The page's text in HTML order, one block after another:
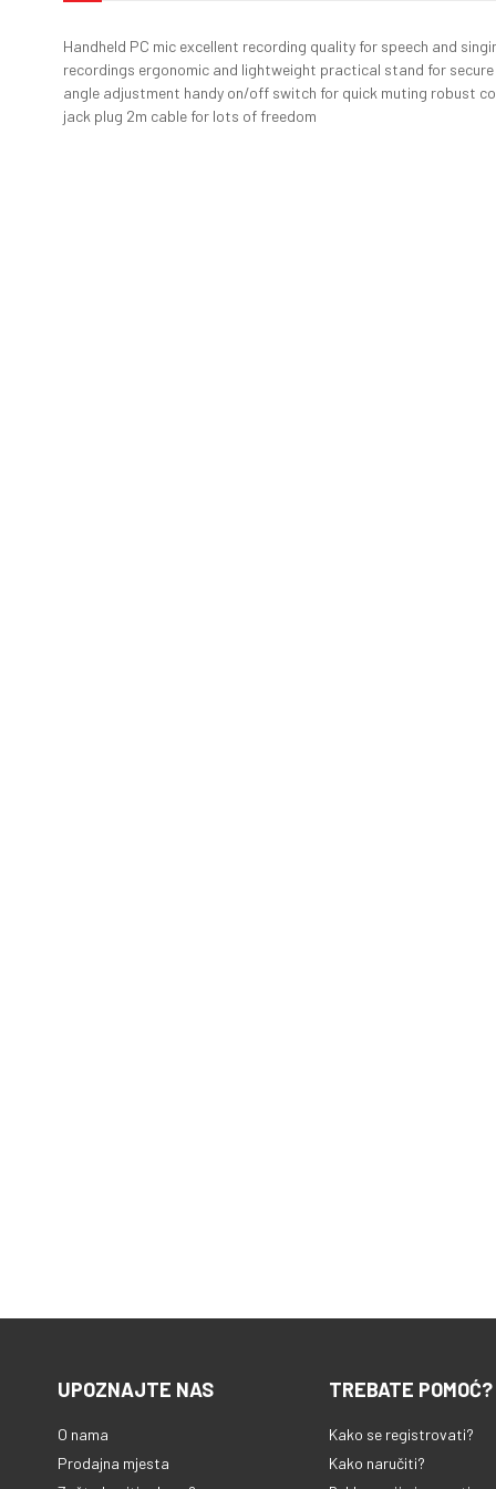
Handheld PC mic excellent recording quality for speech and
recordings ergonomic and lightweight practical stand for
angle adjustment handy on/off switch for quick muting robust
jack plug 2m cable for lots of freedom
UPOZNAJTE NAS
O nama
Prodajna mjesta
TREBATE POMOĆ?
Kako se registrovati?
Kako naručiti?